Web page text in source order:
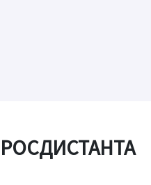
РОСДИСТАНТА